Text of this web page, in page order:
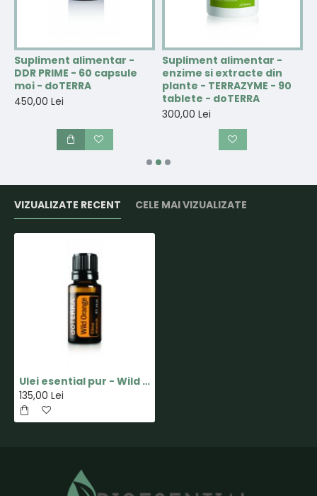
Supliment alimentar -
DDR PRIME - 60 capsule
moi - doTERRA
450,00 Lei
Supliment alimentar -
enzime si extracte din
plante - TERRAZYME - 90
tablete - doTERRA
300,00 Lei
VIZUALIZATE RECENT CELE MAI VIZUALIZATE
Ulei esential pur - Wild Orange - 15ml - doTERRA
135,00 Lei